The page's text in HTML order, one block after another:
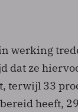
werking
dat ze
terwijl 33
heeft,